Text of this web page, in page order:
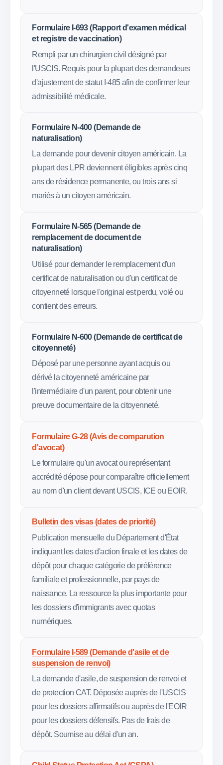
Formulaire I-693 (Rapport d'examen médical
et registre de vaccination)
Rempli par un chirurgien civil désigné par
l'USCIS. Requis pour la plupart des demandeurs
d'ajustement de statut I-485 afin de confirmer leur
admissibilité médicale.
Formulaire N-400 (Demande de
naturalisation)
La demande pour devenir citoyen américain. La
plupart des LPR deviennent éligibles après cinq
ans de résidence permanente, ou trois ans si
mariés à un citoyen américain.
Formulaire N-565 (Demande de
remplacement de document de
naturalisation)
Utilisé pour demander le remplacement d'un
certificat de naturalisation ou d'un certificat de
citoyenneté lorsque l'original est perdu, volé ou
contient des erreurs.
Formulaire N-600 (Demande de certificat de
citoyenneté)
Déposé par une personne ayant acquis ou
dérivé la citoyenneté américaine par
l'intermédiaire d'un parent, pour obtenir une
preuve documentaire de la citoyenneté.
Formulaire G-28 (Avis de comparution
d'avocat)
Le formulaire qu'un avocat ou représentant
accrédité dépose pour comparaître officiellement
au nom d'un client devant USCIS, ICE ou EOIR.
Bulletin des visas (dates de priorité)
Publication mensuelle du Département d'État
indiquant les dates d'action finale et les dates de
dépôt pour chaque catégorie de préférence
familiale et professionnelle, par pays de
naissance. La ressource la plus importante pour
les dossiers d'immigrants avec quotas
numériques.
Formulaire I-589 (Demande d'asile et de
suspension de renvoi)
La demande d'asile, de suspension de renvoi et
de protection CAT. Déposée auprès de l'USCIS
pour les dossiers affirmatifs ou auprès de l'EOIR
pour les dossiers défensifs. Pas de frais de
dépôt. Soumise au délai d'un an.